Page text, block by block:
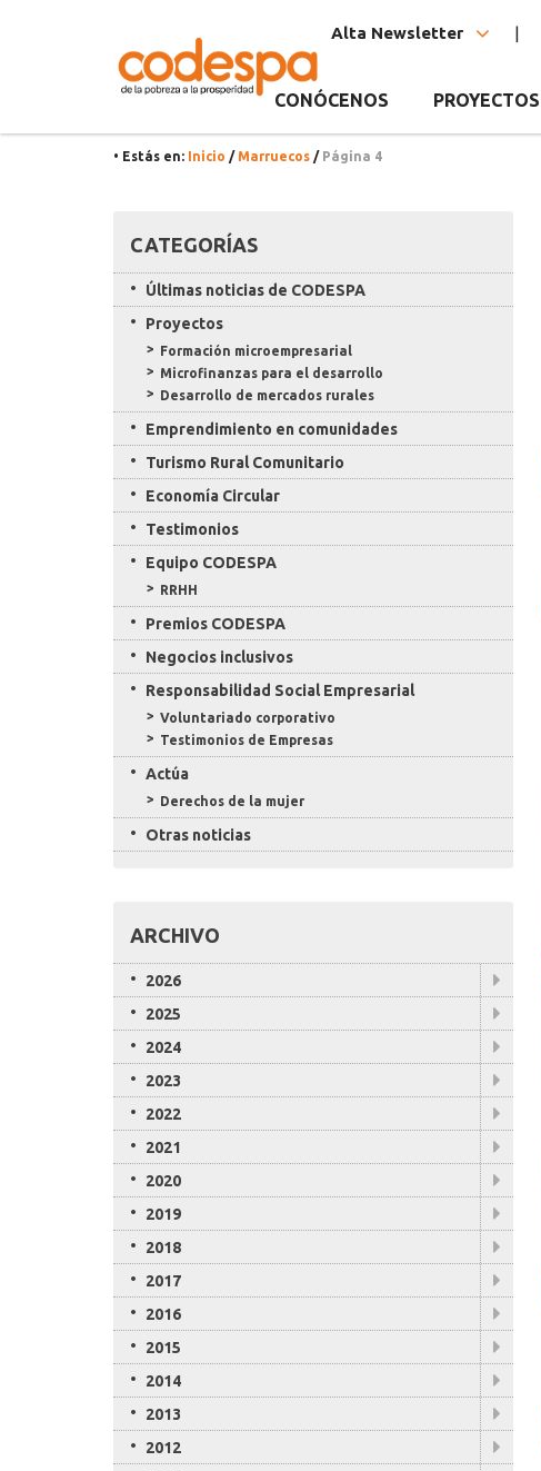
Marruecos Alta Newsletter
CONÓCENOS PROYECTOS
• Estás en: Inicio / Marruecos / Página 4
CATEGORÍAS
Últimas noticias de CODESPA
Proyectos
Formación microempresarial
Microfinanzas para el desarrollo
Desarrollo de mercados rurales
Emprendimiento en comunidades
Turismo Rural Comunitario
Economía Circular
Testimonios
Equipo CODESPA
RRHH
Premios CODESPA
Negocios inclusivos
Responsabilidad Social Empresarial
Voluntariado corporativo
Testimonios de Empresas
Actúa
Derechos de la mujer
Otras noticias
ARCHIVO
2026
2025
2024
2023
2022
2021
2020
2019
2018
2017
2016
2015
2014
2013
2012